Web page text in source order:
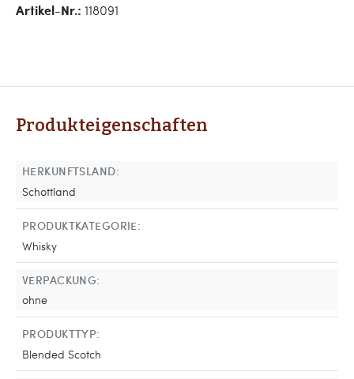
Artikel-Nr.: 118091
Produkteigenschaften
HERKUNFTSLAND:
Schottland
PRODUKTKATEGORIE:
Whisky
VERPACKUNG:
ohne
PRODUKTTYP:
Blended Scotch